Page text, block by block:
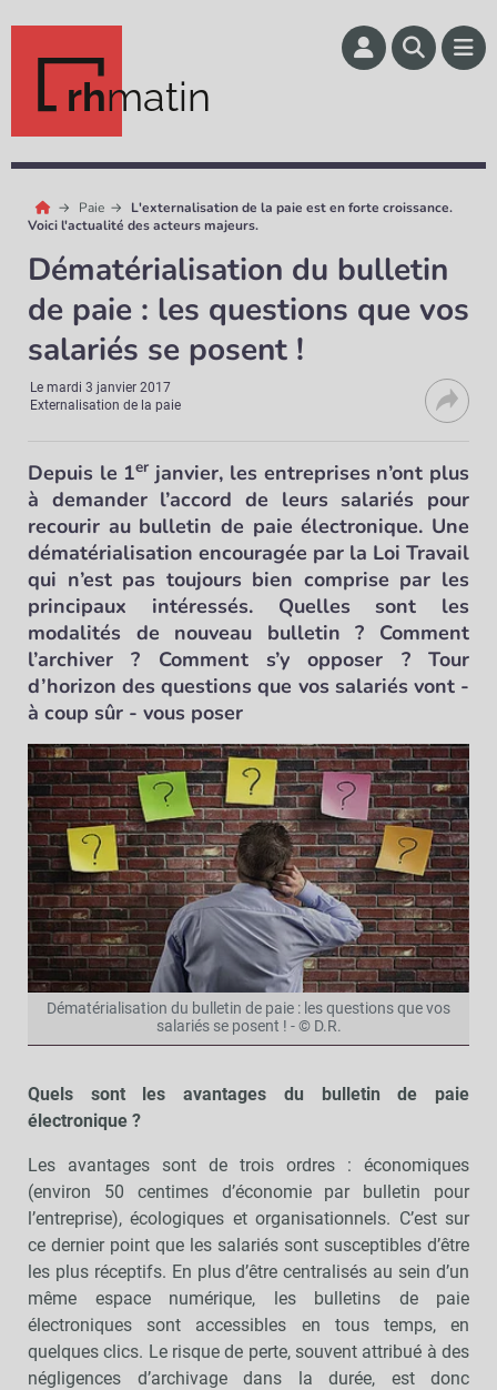
rhmatin
Paie
L'externalisation de la paie est en forte croissance.
Voici l'actualité des acteurs majeurs.
Dématérialisation du bulletin
de paie : les questions que vos
salariés se posent !
Lemardi 3 janvier 2017
Externalisation de la paie
Depuis le 1er janvier, les entreprises n’ont plus
à demander l’accord de leurs salariés pour
recourir au bulletin de paie électronique. Une
dématérialisation encouragée par la Loi Travail
qui n’est pas toujours bien comprise par les
principaux intéressés. Quelles sont les
modalités de nouveau bulletin ? Comment
l’archiver ? Comment s’y opposer ? Tour
d’horizon des questions que vos salariés vont -
à coup sûr - vous poser
Dématérialisation du bulletin de paie : les questions que vos
salariés se posent ! - © D.R.
Quels sont les avantages du bulletin de paie
électronique ?
Les avantages sont de trois ordres : économiques
(environ 50 centimes d’économie par bulletin pour
l’entreprise), écologiques et organisationnels. C’est sur
ce dernier point que les salariés sont susceptibles d’être
les plus réceptifs. En plus d’être centralisés au sein d’un
même espace numérique, les bulletins de paie
électroniques sont accessibles en tous temps, en
quelques clics. Le risque de perte, souvent attribué à des
négligences d’archivage dans la durée, est donc